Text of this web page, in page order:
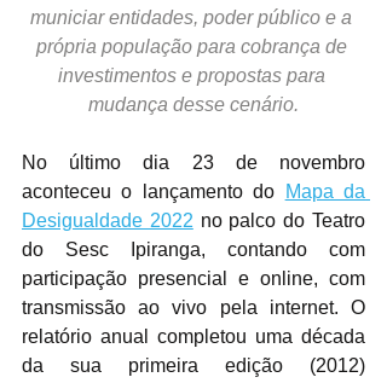
municiar entidades, poder público e a
própria população para cobrança de
investimentos e propostas para
mudança desse cenário.
No último dia 23 de novembro
aconteceu o lançamento do
Mapa da
Desigualdade 2022 no palco do Teatro
do Sesc Ipiranga, contando com
participação presencial e online, com
transmissão ao vivo pela internet. O
relatório anual completou uma década
da sua primeira edição (2012)